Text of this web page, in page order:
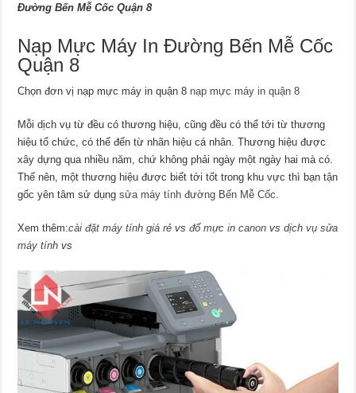
Đường Bến Mễ Cốc Quận 8
Nạp Mực Máy In Đường Bến Mễ Cốc
Quận 8
Chọn đơn vị nạp mực máy in quận 8 nạp mực máy in quận 8
Mỗi dịch vụ từ đều có thương hiệu, cũng đều có thể tới từ thương
hiệu tổ chức, có thể đến từ nhãn hiệu cá nhân. Thương hiệu được
xây dựng qua nhiều năm, chứ không phải ngày một ngày hai mà có.
Thế nên, một thương hiệu được biết tới tốt trong khu vực thì bạn tận
gốc yên tâm sử dụngsửa máy tính đường Bến Mễ Cốc
Xem thêm:cài đặt máy tính giá rẻ vsđổ mực in canon vsdịch vụ sửa
máy tính vs